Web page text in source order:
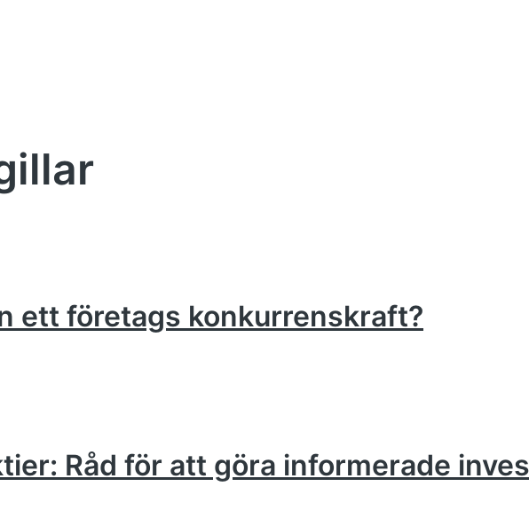
ett företags konkurrenskraft?
Råd för att göra informerade